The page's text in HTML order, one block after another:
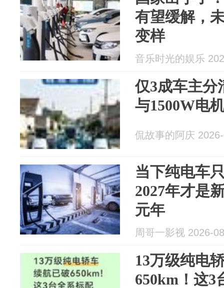
有望缓解，
变样
音乐时光的娱乐
仅3成车主分
与1500W电
侃故事的阿庆
当下纯电车
2027年才是
元年
周哥一影视 2026-
13万级纯电
650km！这3